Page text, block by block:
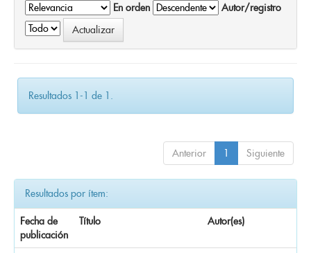
En orden
Autor/registro
Resultados 1-1 de 1.
Anterior 1 Siguiente
Resultados por ítem:
Fecha de
publicación
Título Autor(es)